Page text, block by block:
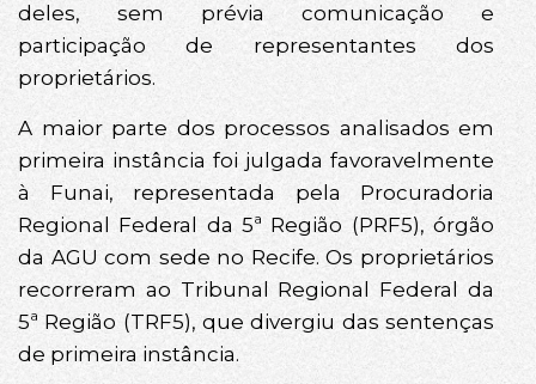
deles, sem prévia comunicação e
participação de representantes dos
proprietários.
A maior parte dos processos analisados em
primeira instância foi julgada favoravelmente
à Funai, representada pela Procuradoria
Regional Federal da 5ª Região (PRF5), órgão
da AGU com sede no Recife. Os proprietários
recorreram ao Tribunal Regional Federal da
5ª Região (TRF5), que divergiu das sentenças
de primeira instância.